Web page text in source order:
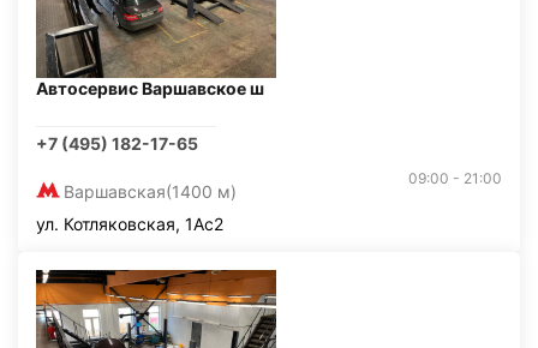
Автосервис Варшавское ш
+7 (495) 182-17-65
Варшавская(1400 м)
09:00 - 21:00
ул. Котляковская, 1Ас2